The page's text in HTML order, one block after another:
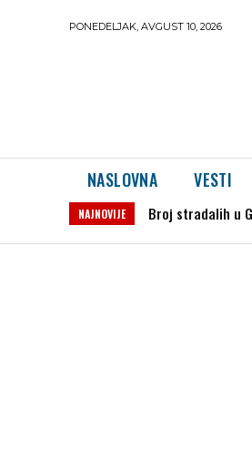
PONEDELJAK, AVGUST 10, 2026
NASLOVNA VESTI
NAJNOVIJE Broj stradalih u
DRAMA NA